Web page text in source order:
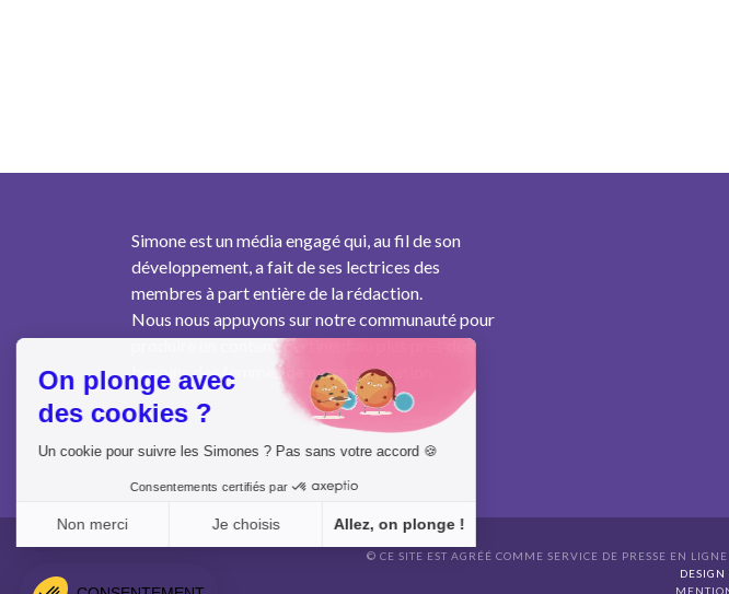
Simone est un média engagé qui, au fil de son
développement, a fait de ses lectrices des
membres à part entière de la rédaction.
Nous nous appuyons sur notre communauté pour
produire un contenu pertinent au plus près des
besoins des femmes de notre génération.
© CE SITE EST AGRÉÉ COMME SERVICE DE PRESSE EN
DESIGN
On plonge avec
des cookies ?
Un cookie pour suivre les Simones ? Pas sans votre accord 🍪
Consentements certifiés par
Non merci Je choisis Allez, on plonge !
Plateforme de Gestion du Consentement : Personnalisez vos Options